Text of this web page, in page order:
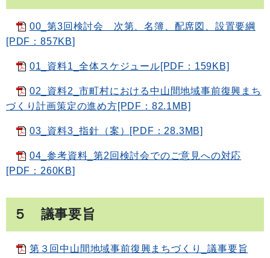
00_第3回検討会 次第、名簿、配席図、設置要綱
[PDF：857KB]
01_資料1_全体スケジュール[PDF：159KB]
02_資料2_市町村における中山間地域事前復興まち
づくり計画策定の進め方[PDF：82.1MB]
03_資料3_指針（案）[PDF：28.3MB]
04_参考資料_第2回検討会でのご意見への対応
[PDF：260KB]
５ 議事要旨
第３回中山間地域事前復興まちづくり_議事要旨